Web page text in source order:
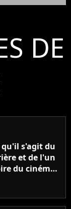
DE
qu'il s'agit du
et de l'un
du cinéma :